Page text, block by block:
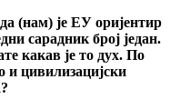
(нам) је ЕУ оријентир
сарадник број један.
какав је то дух. По
цивилизацијски